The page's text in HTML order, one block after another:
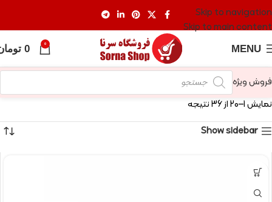
Skip to navigation
Skip to main content
MENU
0
0
فروش ویژه
نمایش 1–20 از 36 نتیجه
Show sidebar